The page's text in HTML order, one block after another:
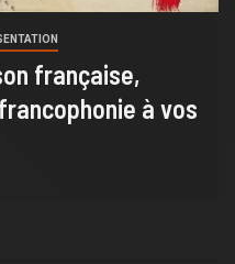
SORTIE
« Mirage
plume de Fox
à l’essai politique